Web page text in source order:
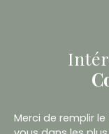
Merci de remplir